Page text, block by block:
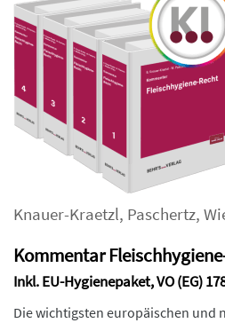
Knauer-Kraetzl, Paschertz,
Kommentar
Inkl. EU-Hygienepaket, VO (EG)
Die wichtigsten europäischen und